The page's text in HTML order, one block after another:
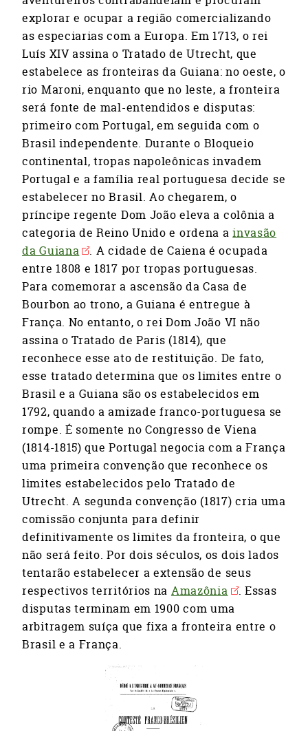
explorar e ocupar a região comercializando
as especiarias com a Europa. Em 1713, o rei
Luís XIV assina o Tratado de Utrecht, que
estabelece as fronteiras da Guiana: no oeste, o
rio Maroni, enquanto que no leste, a fronteira
será fonte de mal-entendidos e disputas:
primeiro com Portugal, em seguida com o
Brasil independente. Durante o Bloqueio
continental, tropas napoleônicas invadem
Portugal e a família real portuguesa decide se
estabelecer no Brasil. Ao chegarem, o
príncipe regente Dom João eleva a colônia a
categoria de Reino Unido e ordena ainvasão
da Guiana
. A cidade de Caiena é ocupada
entre 1808 e 1817 por tropas portuguesas.
Para comemorar a ascensão da Casa de
Bourbon ao trono, a Guiana é entregue à
França. No entanto, o rei Dom João VI não
assina o Tratado de Paris (1814), que
reconhece esse ato de restituição. De fato,
esse tratado determina que os limites entre o
Brasil e a Guiana são os estabelecidos em
1792, quando a amizade franco-portuguesa se
rompe. É somente no Congresso de Viena
(1814-1815) que Portugal negocia com a França
uma primeira convenção que reconhece os
limites estabelecidos pelo Tratado de
Utrecht. A segunda convenção (1817) cria uma
comissão conjunta para definir
definitivamente os limites da fronteira, o que
não será feito. Por dois séculos, os dois lados
tentarão estabelecer a extensão de seus
respectivos territórios na Amazônia
. Essas
disputas terminam em 1900 com uma
arbitragem suíça que fixa a fronteira entre o
Brasil e a França.